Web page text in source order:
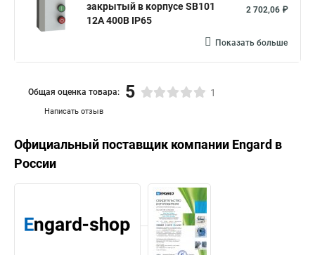
закрытый в корпусе SB101
12А 400В IР65
2 702,06 ₽
Показать больше
Написать отзыв
Общая оценка товара: 5 1
Официальный поставщик компании Engard в
России